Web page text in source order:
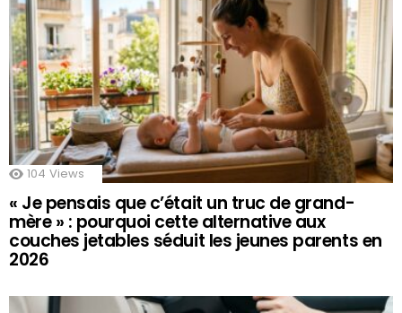
104 Views
« Je pensais que c’était un truc de grand-
mère » : pourquoi cette alternative aux
couches jetables séduit les jeunes parents en
2026